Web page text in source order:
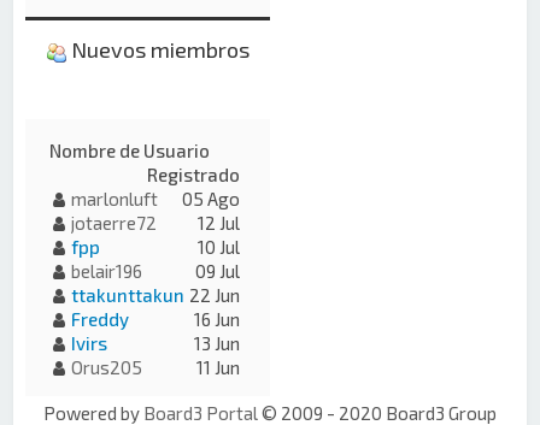
Nuevos miembros
Nombre de Usuario
Registrado
marlonluft
05 Ago
jotaerre72
12 Jul
fpp
10 Jul
belair196
09 Jul
ttakunttakun 22 Jun
Freddy
16 Jun
Ivirs
13 Jun
Orus205
11 Jun
Powered by Board3 Portal © 2009 - 2020 Board3 Group